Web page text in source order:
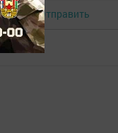
Отправить